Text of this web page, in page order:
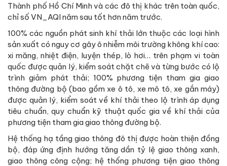
Thành phố Hồ Chí Minh và các đô thị khác trên toàn quốc,
chỉ số VN_AQI năm sau tốt hơn năm trước.
100% các nguồn phát sinh khí thải lớn thuộc các loại hình
sản xuất có nguy cơ gây ô nhiễm môi trường không khí cao:
xi măng, nhiệt điện, luyện thép, lò hơi… trên phạm vi toàn
quốc được quản lý, kiểm soát chặt chẽ và từng bước có lộ
trình giảm phát thải; 100% phương tiện tham gia giao
thông đường bộ (bao gồm xe ô tô, xe mô tô, xe gắn máy)
được quản lý, kiểm soát về khí thải theo lộ trình áp dụng
tiêu chuẩn, quy chuẩn kỹ thuật quốc gia về khí thải của
phương tiện tham gia giao thông đường bộ.
Hệ thống hạ tầng giao thông đô thị được hoàn thiện đồng
bộ, đáp ứng định hướng tăng dần tỷ lệ giao thông xanh,
giao thông công cộng; hệ thống phương tiện giao thông